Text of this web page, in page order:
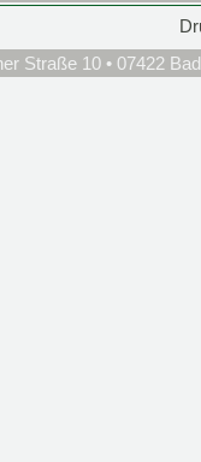
Straße 10 • 07422